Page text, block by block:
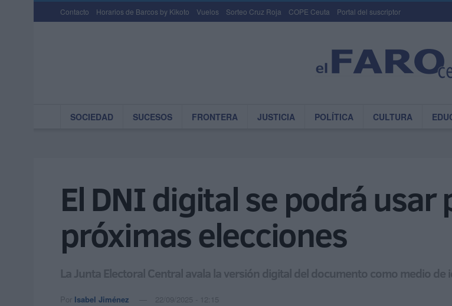
Contacto Horarios de Barcos by Kikoto Vuelos Sorteo Cruz Roja COPE Ceuta Portal del suscriptor
SOCIEDAD SUCESOS FRONTERA JUSTICIA POLÍTICA CULTURA
El DNI digital se podrá usar
próximas elecciones
La Junta Electoral Central avala la versión digital del documento como medio
Por Isabel Jiménez 22/09/2025 - 12:15